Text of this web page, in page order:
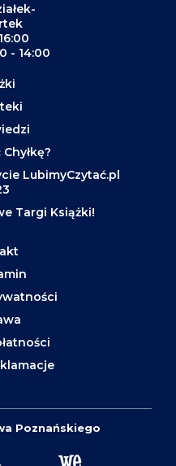
- 14:00
LubimyCzytać.pl
Targi Książki!
Poznańskiego